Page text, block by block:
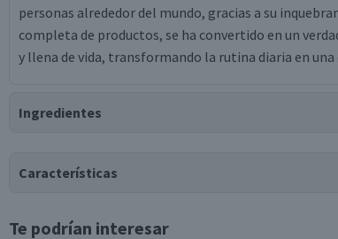
personas alrededor del mundo, gracias a su
completa de productos, se ha convertido en un
y llena de vida, transformando la rutina diaria en una
Ingredientes
Chloride, Sodium Benzoate, Citric Acid, Tea-
Características
Tipo de Producto
Te podrían interesar